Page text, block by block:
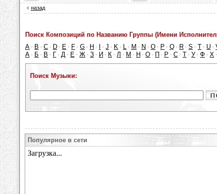
назад
Поиск Композиций по Названию Группы (Имени
A · B · C · D · E · F · G · H · · J · K · L · M · N · O · P · Q · R · S · T · U ·
А · Б · В · Г · Д · Е · Ж · З · И · К · Л · М · Н · О · П · Р · С · Т · У · Ф · Х
Поиск Музыки:
Популярное в сети